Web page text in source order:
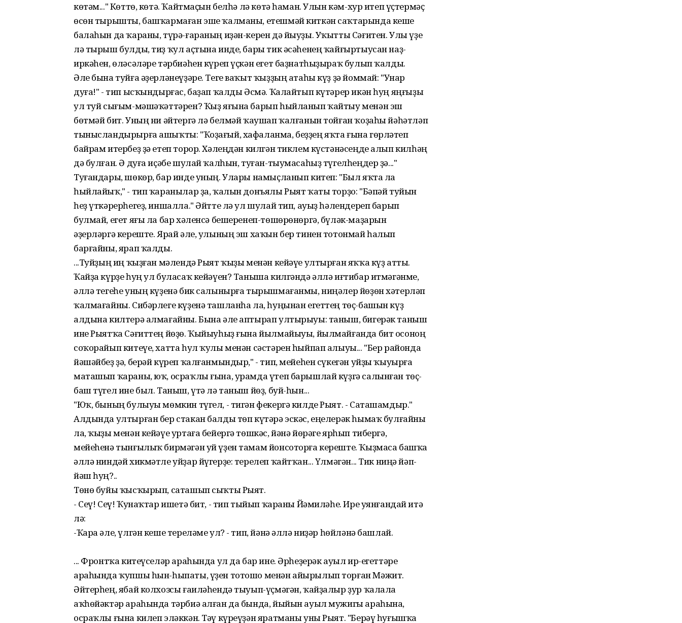
көтәм..." Көттө, көтә. Ҡайтмаҫын белһә лә көтә һаман. Улын кәм-хур итеп үҫтермәҫ
өсөн тырышты, башҡармаған эше ҡалманы, етешмәй киткән саҡтарында кеше
балаһын да ҡараны, түрә-ғараның иҙән-керен дә йыуҙы. Уҡытты Сәғитен. Улы үҙе
лә тырыш булды, тиҙ ҡул аҫтына инде, бары тик әсәһенең ҡайғыртыусан наҙ-
иркәһен, өләсәләре тәрбиәһен күреп үҫкән егет баҙнатһыҙыраҡ булып ҡалды.
Әле бына туйға әҙерләнеүҙәре. Теге ваҡыт ҡыҙҙың атаһы күҙ ҙә йоммай: "Унар
дуға!" - тип ысҡындырғас, баҙап ҡалды Әсмә. Ҡалайтып күтәрер икән һуң яңғыҙы
ул туй сығым-мәшәҡәттәрен? Ҡыҙ яғына барып һыйланып ҡайтыу менән эш
бөтмәй бит. Уның ни әйтергә лә белмәй ҡаушап ҡалғанын тойған ҡоҙаһы йәһәтләп
тынысландырырға ашыҡты: "Ҡоҙағый, хафаланма, беҙҙең яҡта ғына гөрләтеп
байрам итербеҙ ҙә етеп торор. Хәлеңдән килгән тиклем күстәнәсеңде алып килһәң
дә булған. Ә дуға иҫәбе шулай ҡалһын, туған-тыумасаһыҙ түгелһеңдер ҙә..."
Туғандары, шөкөр, бар инде уның. Улары намыҫланып китеп: "Был яҡта ла
һыйлайыҡ," - тип ҡаранылар ҙа, ҡалын донъялы Рыят ҡаты торҙо: "Бәпәй туйын
һеҙ үткәрерһегеҙ, иншалла." Әйтте лә ул шулай тип, ауыҙ һәлендереп барып
булмай, егет яғы ла бар хәленсә бешеренеп-төшөрөнөргә, бүләк-маҙарын
әҙерләргә кереште. Ярай әле, улының эш хаҡын бер тинен тотонмай һалып
барғайны, ярап ҡалды.
...Туйҙың иң ҡыҙған мәлендә Рыят ҡыҙы менән кейәүе ултырған яҡҡа күҙ атты.
Ҡайҙа күрҙе һуң ул буласаҡ кейәүен? Таныша килгәндә әллә иғтибар итмәгәнме,
әллә тегеһе уның күҙенә бик салынырға тырышмағанмы, ниңәлер йөҙөн хәтерләп
ҡалмағайны. Сибәрлеге күҙенә ташланһа ла, һуңынан егеттең төҫ-башын күҙ
алдына килтерә алмағайны. Бына әле аптырап ултырыуы: таныш, бигерәк таныш
ине Рыятҡа Сәғиттең йөҙө. Ҡыйыуһыҙ ғына йылмайыуы, йылмайғанда бит осоноң
соҡорайып китеүе, хатта һул ҡулы менән сәстәрен һыйпап алыуы... "Бер районда
йәшәйбеҙ ҙә, берәй күреп ҡалғанмындыр," - тип, мейеһен сүкегән уйҙы ҡыуырға
маташып ҡараны, юҡ, осраҡлы ғына, урамда үтеп барышлай күҙгә салынған төҫ-
баш түгел ине был. Таныш, үтә лә таныш йөҙ, буй-һын...
"Юҡ, бының булыуы мөмкин түгел, - тигән фекергә килде Рыят. - Саташамдыр."
Алдында ултырған бер стакан балды төп күтәрә эскәс, еңелерәк һымаҡ булғайны
ла, ҡыҙы менән кейәүе уртаға бейергә төшкәс, йәнә йөрәге ярһып тибергә,
мейеһенә тынғылыҡ бирмәгән уй үҙен тамам йонсоторға кереште. Ҡыҙмаса башҡа
әллә ниндәй хикмәтле уйҙар йүгерҙе: терелеп ҡайтҡан... Үлмәгән... Тик ниңә йәп-
йәш һуң?..
Төнө буйы ҡысҡырып, саташып сыҡты Рыят.
- Сеү! Сеү! Ҡунаҡтар ишетә бит, - тип тыйып ҡараны Йәмиләһе. Ире уянғандай итә
лә:
-Ҡара әле, үлгән кеше тереләме ул? - тип, йәнә әллә ниҙәр һөйләнә башлай.
... Фронтҡа китеүселәр араһында ул да бар ине. Әрһеҙерәк ауыл ир-егеттәре
араһында ҡупшы һын-һыпаты, үҙен тотошо менән айырылып торған Мәжит.
Әйтерһең, ябай колхозсы ғаиләһендә тыуып-үҫмәгән, ҡайҙалыр ҙур ҡалала
аҡһөйәктәр араһында тәрбиә алған да бында, йыйын ауыл мужигы араһына,
осраҡлы ғына килеп эләккән. Тәү күреүҙән яратманы уны Рыят. "Берәү һуғышҡа